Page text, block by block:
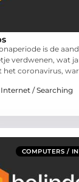
is de
verdwenen, wat
het coronavirus,
/ Searching
COMPUTERS /